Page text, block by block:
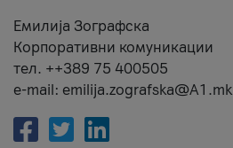
Емилија Зографска
Корпоративни комуникации
тел. ++389 75 400505
e-mail: emilija.zografska@A1.mk